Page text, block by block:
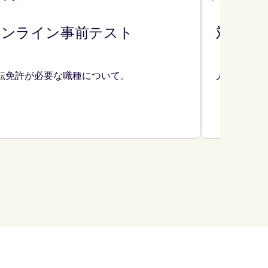
ライン事前テスト
免許が必要な職種について。
対面で
人事部門お